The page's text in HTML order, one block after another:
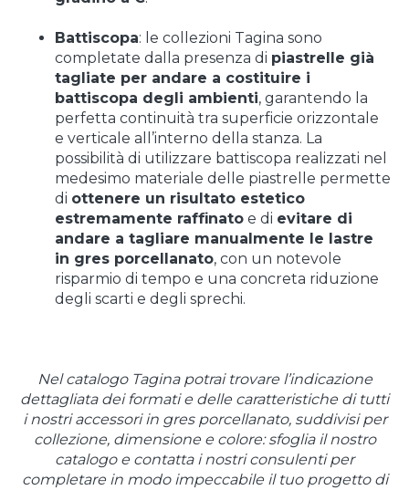
Battiscopa: le collezioni Tagina sono
completate dalla presenza di piastrelle già
tagliate per andare a costituire i
battiscopa degli ambienti, garantendo la
perfetta continuità tra superficie orizzontale
e verticale all’interno della stanza. La
possibilità di utilizzare battiscopa realizzati nel
medesimo materiale delle piastrelle permette
di ottenere un risultato estetico
estremamente raffinato e di evitare di
andare a tagliare manualmente le lastre
in gres porcellanato, con un notevole
risparmio di tempo e una concreta riduzione
degli scarti e degli sprechi.
Nel catalogo Tagina potrai trovare l’indicazione
dettagliata dei formati e delle caratteristiche di tutti
i nostri accessori in gres porcellanato, suddivisi per
collezione, dimensione e colore: sfoglia il nostro
catalogo e contatta i nostri consulenti per
completare in modo impeccabile il tuo progetto di